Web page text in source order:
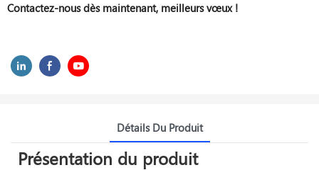
Contactez-nous dès maintenant, meilleurs vœux !
Détails Du Produit
Présentation du produit